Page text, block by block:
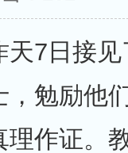
7日接
，勉励他
理作证。